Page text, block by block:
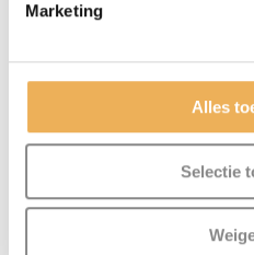
Marketing
Alles
Selectie